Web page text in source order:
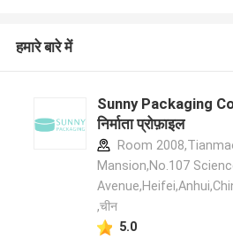
हमारे बारे में
Sunny Packaging
निर्माता प्रोफ़ाइल
Room
Mansion,No.107
,चीन
5.0